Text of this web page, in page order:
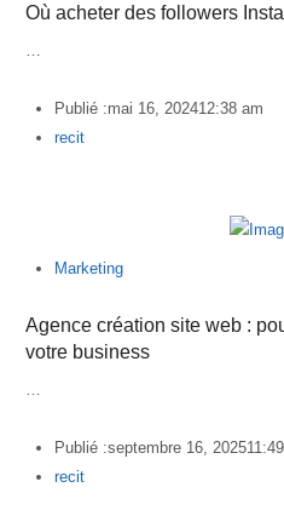
Où acheter des followers
Publié :mai 16, 202412:38 am
Author
recit
Marketing
Agence création site web :
votre business
Publié :septembre 16, 2025
Author
recit